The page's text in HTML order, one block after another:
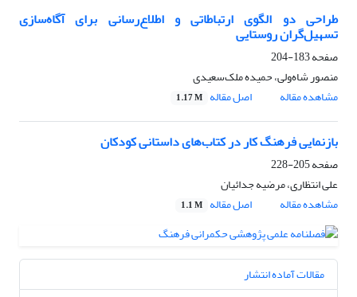
طراحی دو الگوی ارتباطاتی و اطلاع‌رسانی برای آگاه‌سازی
تسهیل‌گران روستایی
صفحه183-204
منصور شاه‌ولی، حمیده ملک‌سعیدی
مشاهده مقاله
اصل مقاله 1.17 M
بازنمایی فرهنگ کار در کتاب‌های داستانی کودکان
صفحه205-228
علی انتظاری، مرضیه جدائیان
مشاهده مقاله
اصل مقاله 1.1 M
مقالات آماده انتشار